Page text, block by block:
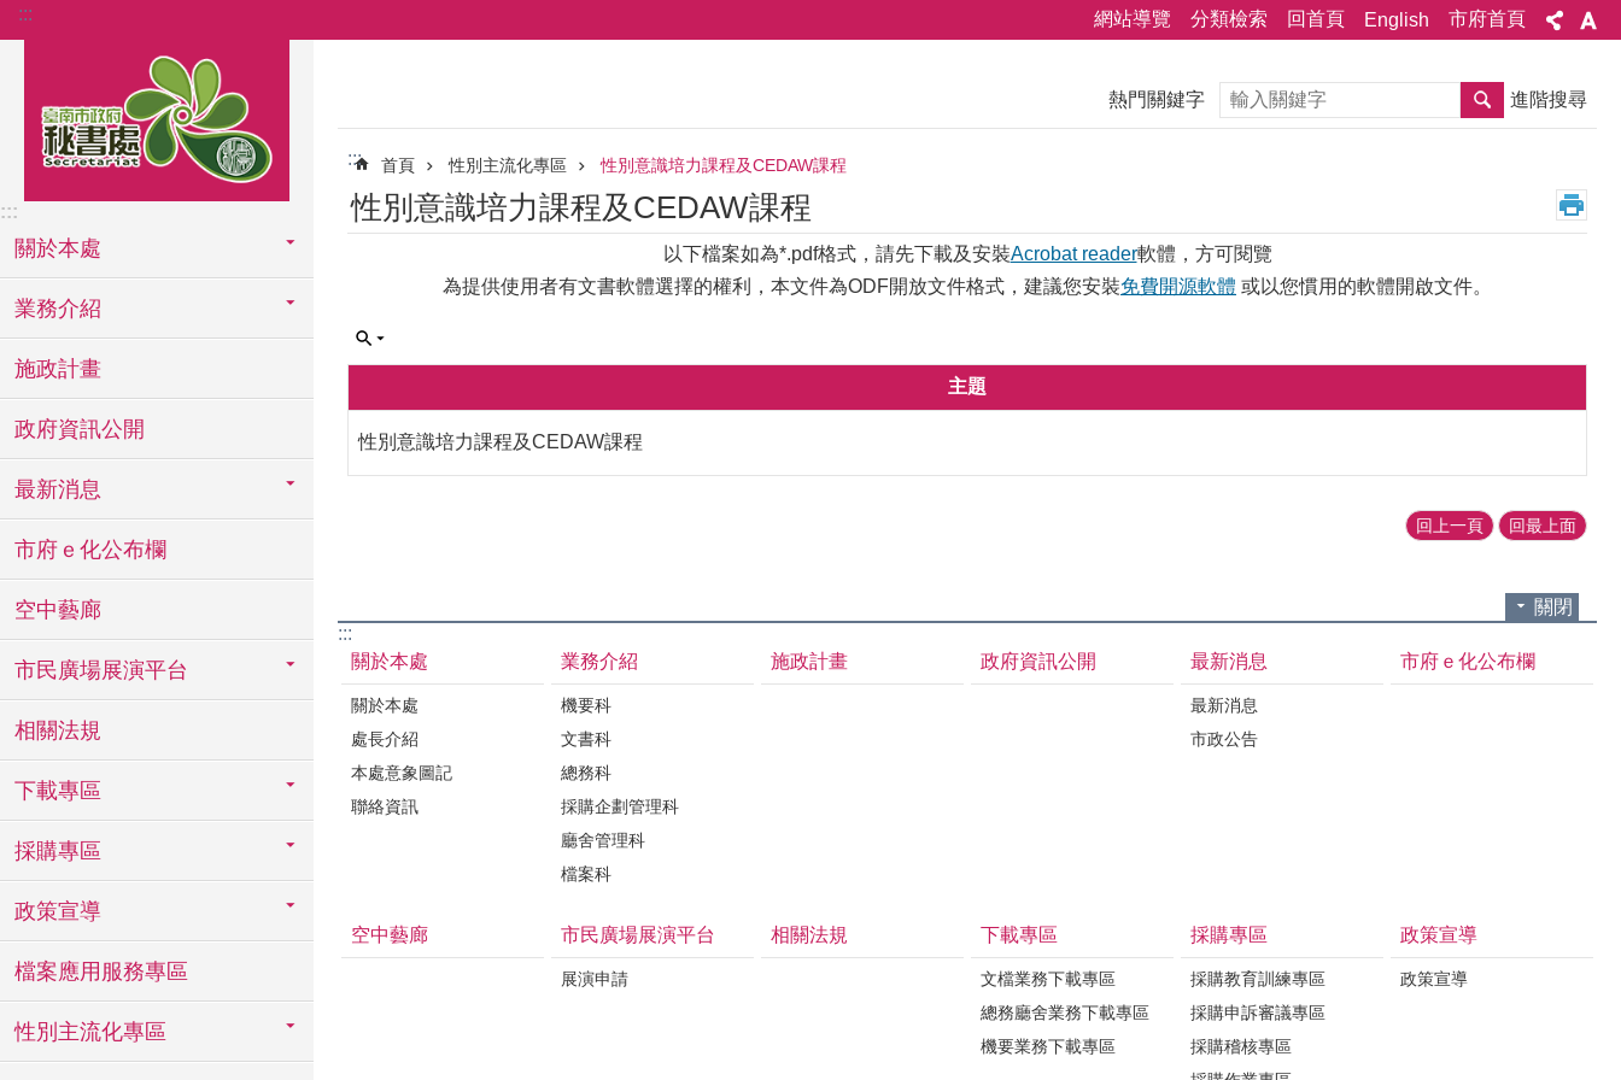
跳到主要內容區塊
::: 網站導覽 分類檢索 回首頁 English 市府首頁
:::
關於本處
業務介紹
施政計畫
政府資訊公開
最新消息
市府ｅ化公布欄
空中藝廊
市民廣場展演平台
相關法規
下載專區
採購專區
政策宣導
檔案應用服務專區
性別主流化專區
熱門關鍵字 搜尋 進階搜尋
::: 首頁 性別主流化專區 性別意識培力課程及CEDAW課程
性別意識培力課程及CEDAW課程
以下檔案如為*.pdf格式，請先下載及安裝Acrobat reader軟體，方可閱覽
為提供使用者有文書軟體選擇的權利，本文件為ODF開放文件格式，建議您安裝免費開源軟體 或以您慣用的軟體開啟文件。
主題
性別意識培力課程及CEDAW課程
回上一頁 回最上面
關閉
:::
關於本處
關於本處
處長介紹
本處意象圖記
聯絡資訊
業務介紹
機要科
文書科
總務科
採購企劃管理科
廳舍管理科
檔案科
施政計畫 政府資訊公開 最新消息
最新消息
市政公告
市府ｅ化公布欄
空中藝廊 市民廣場展演平台
展演申請
相關法規 下載專區
文檔業務下載專區
總務廳舍業務下載專區
機要業務下載專區
採購專區
採購教育訓練專區
採購申訴審議專區
採購稽核專區
政策宣導
政策宣導